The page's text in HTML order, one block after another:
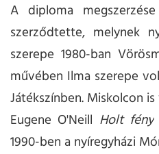
A diploma
szerződtette, melynek
szerepe 1980-ban
művében Ilma szerepe
Játékszínben. Miskolcon
Eugene O'Neill Holt fény
1990-ben a nyíregyházi